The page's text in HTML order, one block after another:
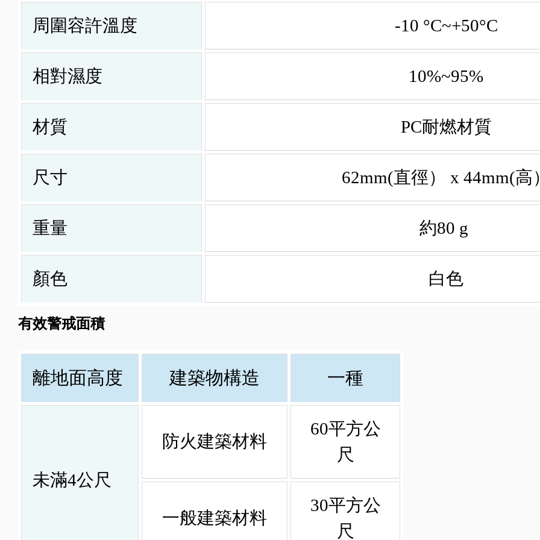
周圍容許溫度 -10 °C~+50°C
相對濕度 10%~95%
材質 PC耐燃材質
尺寸 62mm(直徑） x 44mm(高
重量 約80 g
顏色 白色
有效警戒面積
離地面高度 建築物構造 一種
未滿4公尺
防火建築材料
60平方公
尺
一般建築材料
30平方公
尺